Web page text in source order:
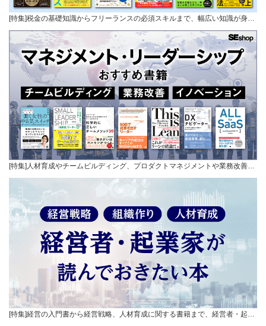
[特集]税金の基礎知識からフリーランスの必須スキルまで、幅広い知識が身…
[特集]人材育成やチームビルディング、プロダクトマネジメントや業務改善…
[特集]経営の入門書から経営戦略、人材育成に関する書籍まで、経営者・起…